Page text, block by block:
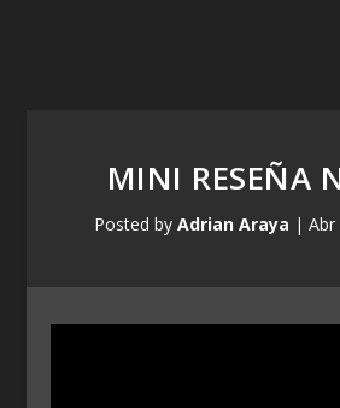
MINI RESEÑA
Posted by Adrian Araya | Abr